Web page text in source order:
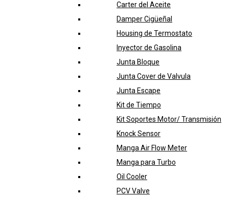
Carter del Aceite
Damper Cigüeñal
Housing de Termostato
Inyector de Gasolina
Junta Bloque
Junta Cover de Valvula
Junta Escape
Kit de Tiempo
Kit Soportes Motor/ Transmisión
Knock Sensor
Manga Air Flow Meter
Manga para Turbo
Oil Cooler
PCV Valve